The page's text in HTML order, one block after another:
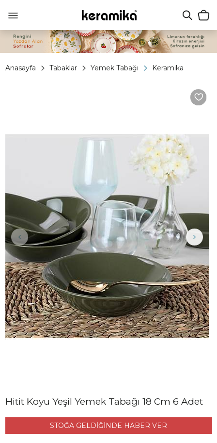
Anasayfa Tabaklar Yemek Tabağı Keramika
Hitit Koyu Yeşil Yemek Tabağı 18 Cm 6 Adet
STOĞA GELDİĞİNDE HABER VER